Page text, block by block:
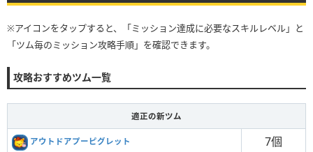
※アイコンをタップすると、「ミッション達成に必要なスキルレベル」と
「ツム毎のミッション攻略手順」を確認できます。
攻略おすすめツム一覧
適正の新ツム
アウトドアプーピグレット 7個